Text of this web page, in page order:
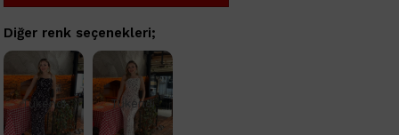
Diğer renk seçenekleri;
Tükendi Tükendi